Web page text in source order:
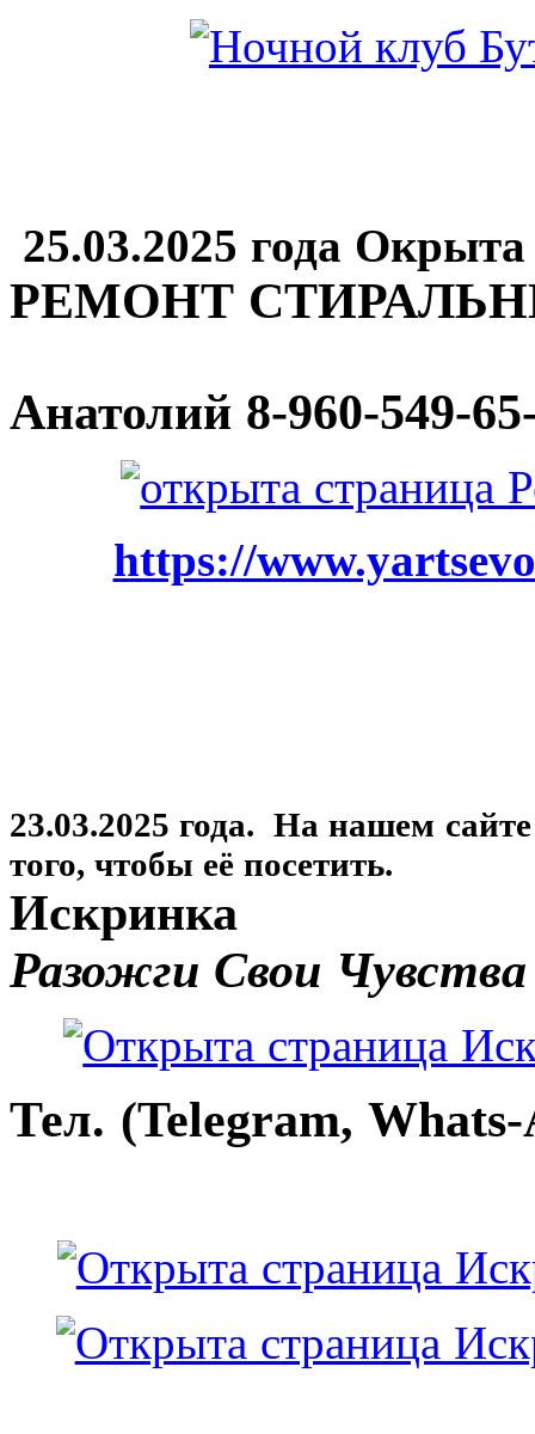
25.03.2025 года
РЕМОНТ
Анатолий 8-960-549-
https://
23.03.2025 года. На нашем
того, чтобы её посетить.
Искринка
Разожги Свои Чувства
Тел. (Telegram,